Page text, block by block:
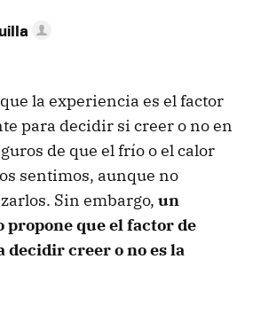
la experiencia es el factor
para decidir si creer o no en
de que el frío o el calor
sentimos, aunque no
Sin embargo, un
que el factor de
decidir creer o no es la